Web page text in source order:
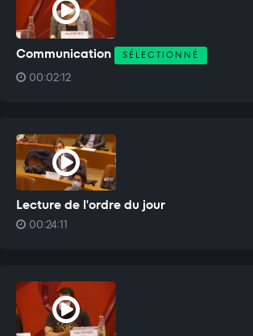
Communication SÉLECTIONNÉ
00:02:12
Lecture de l'ordre du jour
00:24:11